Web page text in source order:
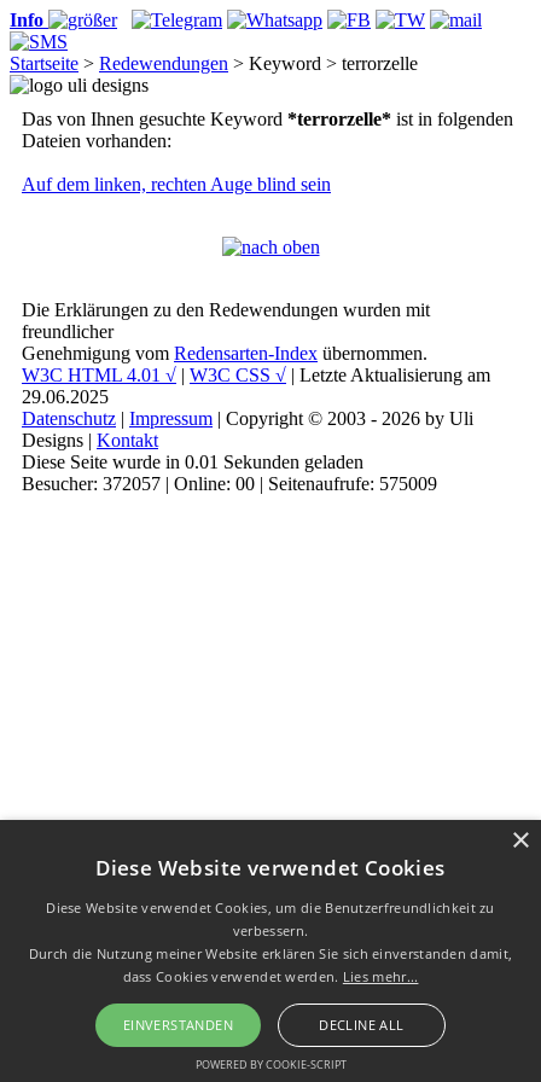
Info
Startseite > Redewendungen > Keyword > terrorzelle
Das von Ihnen gesuchte Keyword *terrorzelle* ist in folgenden
Dateien vorhanden:
Auf dem linken, rechten Auge blind sein
Die Erklärungen zu den Redewendungen wurden mit
freundlicher
Genehmigung vom Redensarten-Index übernommen.
W3C HTML 4.01 √ | W3C CSS √ | Letzte Aktualisierung am
29.06.2025
Datenschutz | Impressum | Copyright © 2003 - 2026 by Uli
Designs | Kontakt
Diese Seite wurde in 0.01 Sekunden geladen
Besucher: 372057 | Online: 00 | Seitenaufrufe: 575009
Diese Website verwendet Cookies
Diese Website verwendet Cookies, um die Benutzerfreundlichkeit zu
verbessern.
Durch die Nutzung meiner Website erklären Sie sich einverstanden damit,
dass Cookies verwendet werden. Lies mehr...
EINVERSTANDEN DECLINE ALL
POWERED BY COOKIE-SCRIPT
×